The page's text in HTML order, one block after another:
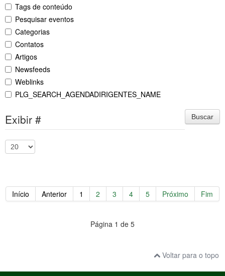
Tags de conteúdo
Pesquisar eventos
Categorias
Contatos
Artigos
Newsfeeds
Weblinks
PLG_SEARCH_AGENDADIRIGENTES_NAME
Buscar
Exibir #
Início Anterior 1 2 3 4 5 Próximo Fim
Página 1 de 5
Voltar para o topo